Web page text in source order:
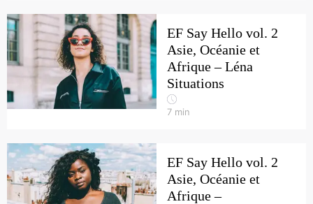
EF Say Hello vol. 2
Asie, Océanie et
Afrique – Léna
Situations
7 min
EF Say Hello vol. 2
Asie, Océanie et
Afrique –